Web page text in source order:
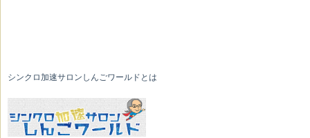
シンクロ加速サロンしんごワールドとは